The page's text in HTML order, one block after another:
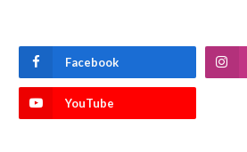
Facebook
YouTube